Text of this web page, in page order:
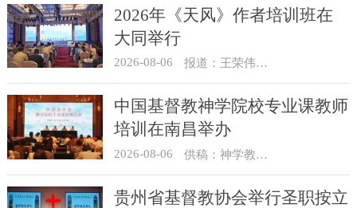
2026年《天风》作者培训班在
大同举行
2026-08-06 报道：王荣伟 摄影：冯谦
中国基督教神学院校专业课教师
培训在南昌举办
2026-08-06 供稿：神学教育部
贵州省基督教协会举行圣职按立